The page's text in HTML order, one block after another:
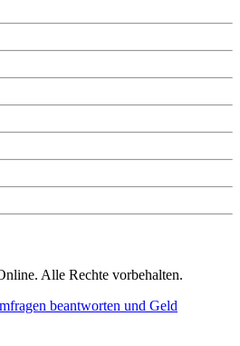
Alle Rechte vorbehalten.